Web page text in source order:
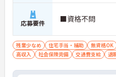
応募要件 ■資格不問
残業少なめ 住宅手当・補助 無資格OK
高収入
社会保険完備 交通費支給 退